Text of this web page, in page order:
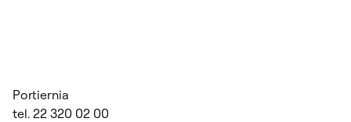
Portiernia
tel. 22 320 02 00